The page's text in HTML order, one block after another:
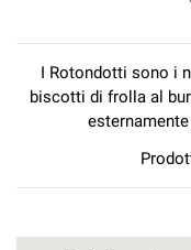
I Rotondotti sono i
biscotti di frolla al